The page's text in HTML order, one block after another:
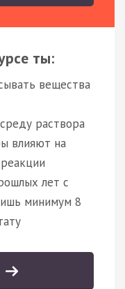
ты:
вещества
раствора
влияют на
лет с
минимум 8